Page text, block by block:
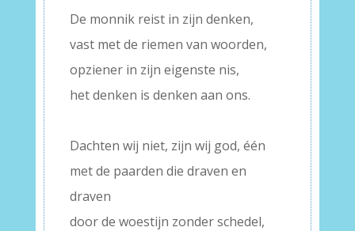
De monnik reist in zijn denken,
vast met de riemen van woorden,
opziener in zijn eigenste nis,
het denken is denken aan ons.
Dachten wij niet, zijn wij god, één
met de paarden die draven en
draven
door de woestijn zonder schedel,